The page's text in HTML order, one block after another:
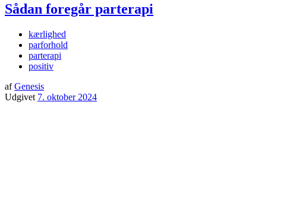
Sådan foregår parterapi
kærlighed
parforhold
parterapi
positiv
afGenesis
Udgivet 7. oktober 2024